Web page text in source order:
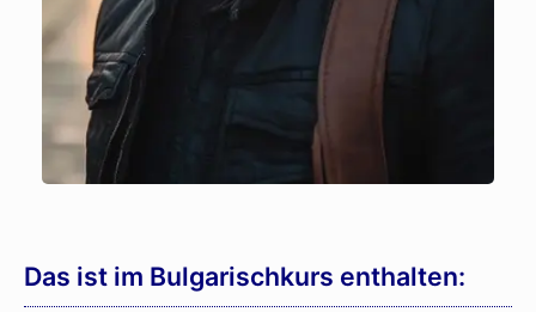
Das ist im Bulgarischkurs enthalten: